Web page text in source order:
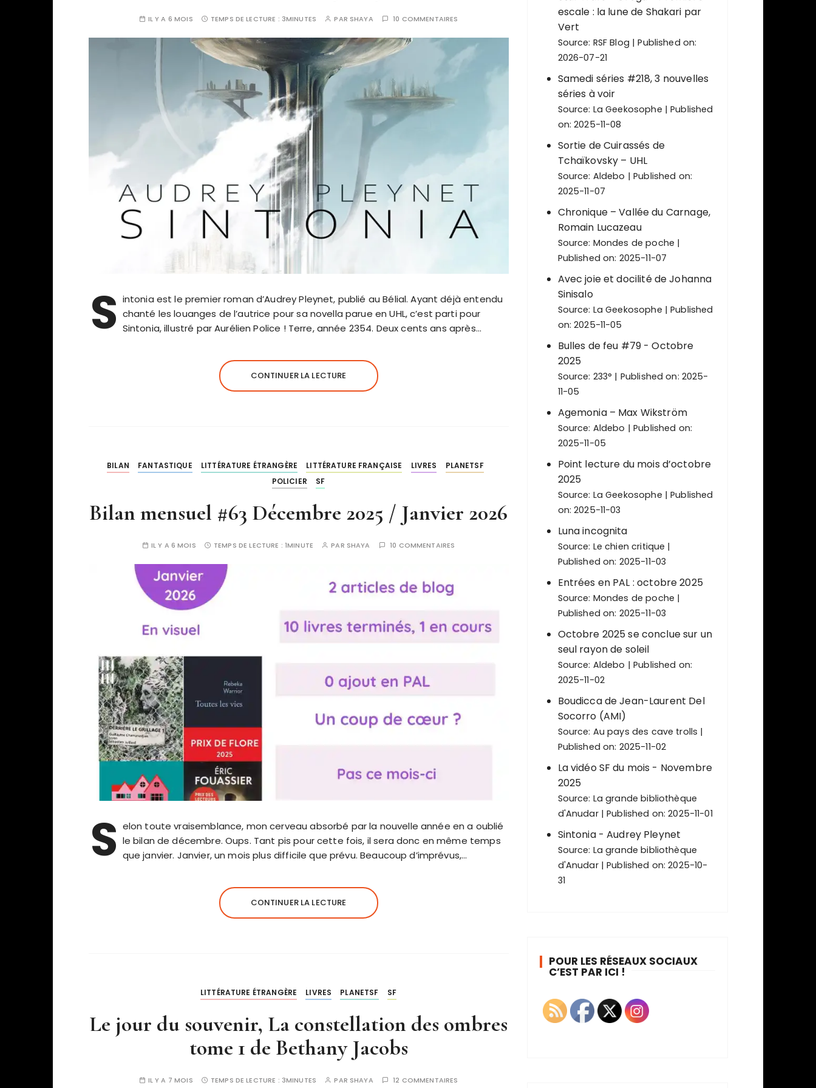
IL Y A 6 MOIS TEMPS DE LECTURE : 3MINUTES PAR SHAYA 10 COMMENTAIRES
S intonia est le premier roman d’Audrey Pleynet, publié au Bélial. Ayant déjà entendu
chanté les louanges de l’autrice pour sa novella parue en UHL, c’est parti pour
Sintonia, illustré par Aurélien Police ! Terre, année 2354. Deux cents ans après…
CONTINUER LA LECTURE
BILAN FANTASTIQUE LITTÉRATURE ÉTRANGÈRE LITTÉRATURE FRANÇAISE LIVRES
PLANETSF
POLICIER
SF
Bilan mensuel #63 Décembre 2025 / Janvier 2026
IL Y A 6 MOIS TEMPS DE LECTURE : 1MINUTE PAR SHAYA 10 COMMENTAIRES
S elon toute vraisemblance, mon cerveau absorbé par la nouvelle année en a oublié
le bilan de décembre. Oups. Tant pis pour cette fois, il sera donc en même temps
que janvier. Janvier, un mois plus difficile que prévu. Beaucoup d’imprévus,…
CONTINUER LA LECTURE
LITTÉRATURE ÉTRANGÈRE LIVRES PLANETSF SF
Le jour du souvenir, La constellation des ombres
tome 1 de Bethany Jacobs
IL Y A 7 MOIS TEMPS DE LECTURE : 3MINUTES PAR SHAYA 12 COMMENTAIRES
escale : la lune de Shakari par
Vert
Source: RSF Blog
Published on:
2026-07-21
Samedi séries #218, 3 nouvelles
séries à voir
Source: La Geekosophe
Published
on: 2025-11-08
Sortie de Cuirassés de
Tchaïkovsky – UHL
Source: Aldebo
Published on:
2025-11-07
Chronique – Vallée du Carnage,
Romain Lucazeau
Source: Mondes de poche
Published on: 2025-11-07
Avec joie et docilité de Johanna
Sinisalo
Source: La Geekosophe
Published
on: 2025-11-05
Bulles de feu #79 - Octobre
2025
Source: 233°
Published on: 2025-
11-05
Agemonia – Max Wikström
Source: Aldebo
Published on:
2025-11-05
Point lecture du mois d’octobre
2025
Source: La Geekosophe
Published
on: 2025-11-03
Luna incognita
Source: Le chien critique
Published on: 2025-11-03
Entrées en PAL : octobre 2025
Source: Mondes de poche
Published on: 2025-11-03
Octobre 2025 se conclue sur un
seul rayon de soleil
Source: Aldebo
Published on:
2025-11-02
Boudicca de Jean-Laurent Del
Socorro (AMI)
Source: Au pays des cave trolls
Published on: 2025-11-02
La vidéo SF du mois - Novembre
2025
Source: La grande bibliothèque
d'Anudar
Published on: 2025-11-01
Sintonia - Audrey Pleynet
Source: La grande bibliothèque
d'Anudar
Published on: 2025-10-
31
POUR LES RÉSEAUX SOCIAUX
C’EST PAR ICI !